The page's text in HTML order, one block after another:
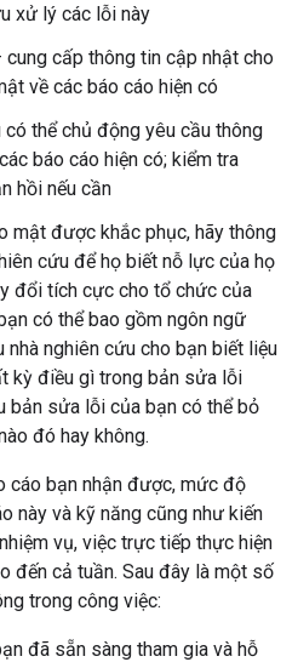
xử lý các lỗi này
cung cấp thông tin cập nhật cho
về các báo cáo hiện có
có thể chủ động yêu cầu thông
báo cáo hiện có; kiểm tra
hồi nếu cần
mật được khắc phục, hãy thông
cứu để họ biết nỗ lực của họ
đổi tích cực cho tổ chức của
có thể bao gồm ngôn ngữ
nhà nghiên cứu cho bạn biết liệu
kỳ điều gì trong bản sửa lỗi
bản sửa lỗi của bạn có thể bỏ
đó hay không.
cáo bạn nhận được, mức độ
này và kỹ năng cũng như kiến
vụ, việc trực tiếp thực hiện
đến cả tuần. Sau đây là một số
trong công việc:
đã sẵn sàng tham gia và hỗ